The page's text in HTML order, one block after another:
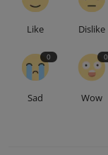
Like Dislike
0
Sad
0
Wow